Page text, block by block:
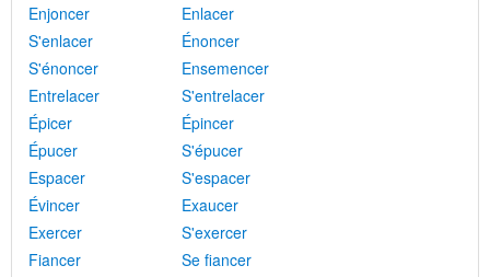
Enjoncer
Enlacer
S'enlacer
Énoncer
S'énoncer
Ensemencer
Entrelacer
S'entrelacer
Épicer
Épincer
Épucer
S'épucer
Espacer
S'espacer
Évincer
Exaucer
Exercer
S'exercer
Fiancer
Se fiancer